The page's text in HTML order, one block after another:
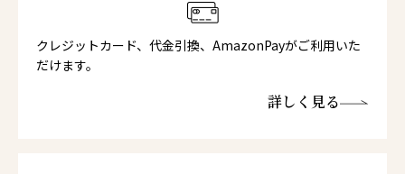
クレジットカード、代金引換、AmazonPayがご利用いた
だけます。
詳しく見る